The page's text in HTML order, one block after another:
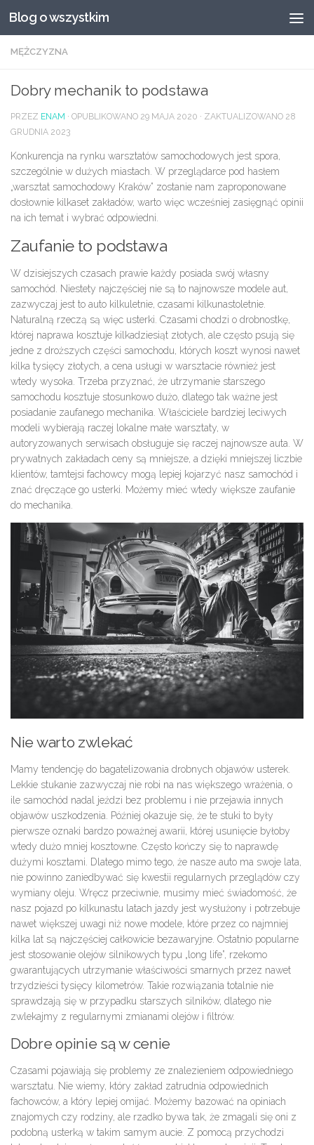
Przeskocz do treści
Blog o wszystkim
MĘŻCZYZNA
Dobry mechanik to podstawa
PRZEZ ENAM · OPUBLIKOWANO 29 MAJA 2020 · ZAKTUALIZOWANO 28
GRUDNIA 2023
Konkurencja na rynku warsztatów samochodowych jest spora,
szczególnie w dużych miastach. W przeglądarce pod hasłem
„warsztat samochodowy Kraków” zostanie nam zaproponowane
dosłownie kilkaset zakładów, warto więc wcześniej zasięgnąć opinii
na ich temat i wybrać odpowiedni.
Zaufanie to podstawa
W dzisiejszych czasach prawie każdy posiada swój własny
samochód. Niestety najczęściej nie są to najnowsze modele aut,
zazwyczaj jest to auto kilkuletnie, czasami kilkunastoletnie.
Naturalną rzeczą są więc usterki. Czasami chodzi o drobnostkę,
której naprawa kosztuje kilkadziesiąt złotych, ale często psują się
jedne z droższych części samochodu, których koszt wynosi nawet
kilka tysięcy złotych, a cena usługi w warsztacie również jest
wtedy wysoka. Trzeba przyznać, że utrzymanie starszego
samochodu kosztuje stosunkowo dużo, dlatego tak ważne jest
posiadanie zaufanego mechanika. Właściciele bardziej leciwych
modeli wybierają raczej lokalne małe warsztaty, w
autoryzowanych serwisach obsługuje się raczej najnowsze auta. W
prywatnych zakładach ceny są mniejsze, a dzięki mniejszej liczbie
klientów, tamtejsi fachowcy mogą lepiej kojarzyć nasz samochód i
znać dręczące go usterki. Możemy mieć wtedy większe zaufanie
do mechanika.
Nie warto zwlekać
Mamy tendencję do bagatelizowania drobnych objawów usterek.
Lekkie stukanie zazwyczaj nie robi na nas większego wrażenia, o
ile samochód nadal jeździ bez problemu i nie przejawia innych
objawów uszkodzenia. Później okazuje się, że te stuki to były
pierwsze oznaki bardzo poważnej awarii, której usunięcie byłoby
wtedy dużo mniej kosztowne. Często kończy się to naprawdę
dużymi kosztami. Dlatego mimo tego, że nasze auto ma swoje lata,
nie powinno zaniedbywać się kwestii regularnych przeglądów czy
wymiany oleju. Wręcz przeciwnie, musimy mieć świadomość, że
nasz pojazd po kilkunastu latach jazdy jest wysłużony i potrzebuje
nawet większej uwagi niż nowe modele, które przez co najmniej
kilka lat są najczęściej całkowicie bezawaryjne. Ostatnio popularne
jest stosowanie olejów silnikowych typu „long life”, rzekomo
gwarantujących utrzymanie właściwości smarnych przez nawet
trzydzieści tysięcy kilometrów. Takie rozwiązania totalnie nie
sprawdzają się w przypadku starszych silników, dlatego nie
zwlekajmy z regularnymi zmianami olejów i filtrów.
Dobre opinie są w cenie
Czasami pojawiają się problemy ze znalezieniem odpowiedniego
warsztatu. Nie wiemy, który zakład zatrudnia odpowiednich
fachowców, a który lepiej omijać. Możemy bazować na opiniach
znajomych czy rodziny, ale rzadko bywa tak, że zmagali się oni z
podobną usterką w takim samym aucie. Z pomocą przychodzi